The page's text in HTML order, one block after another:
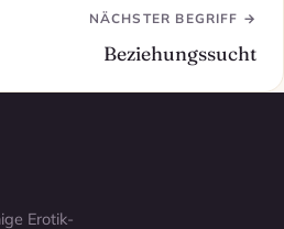
NÄCHSTER BEGRIFF →
Beziehungssucht
Erotik-